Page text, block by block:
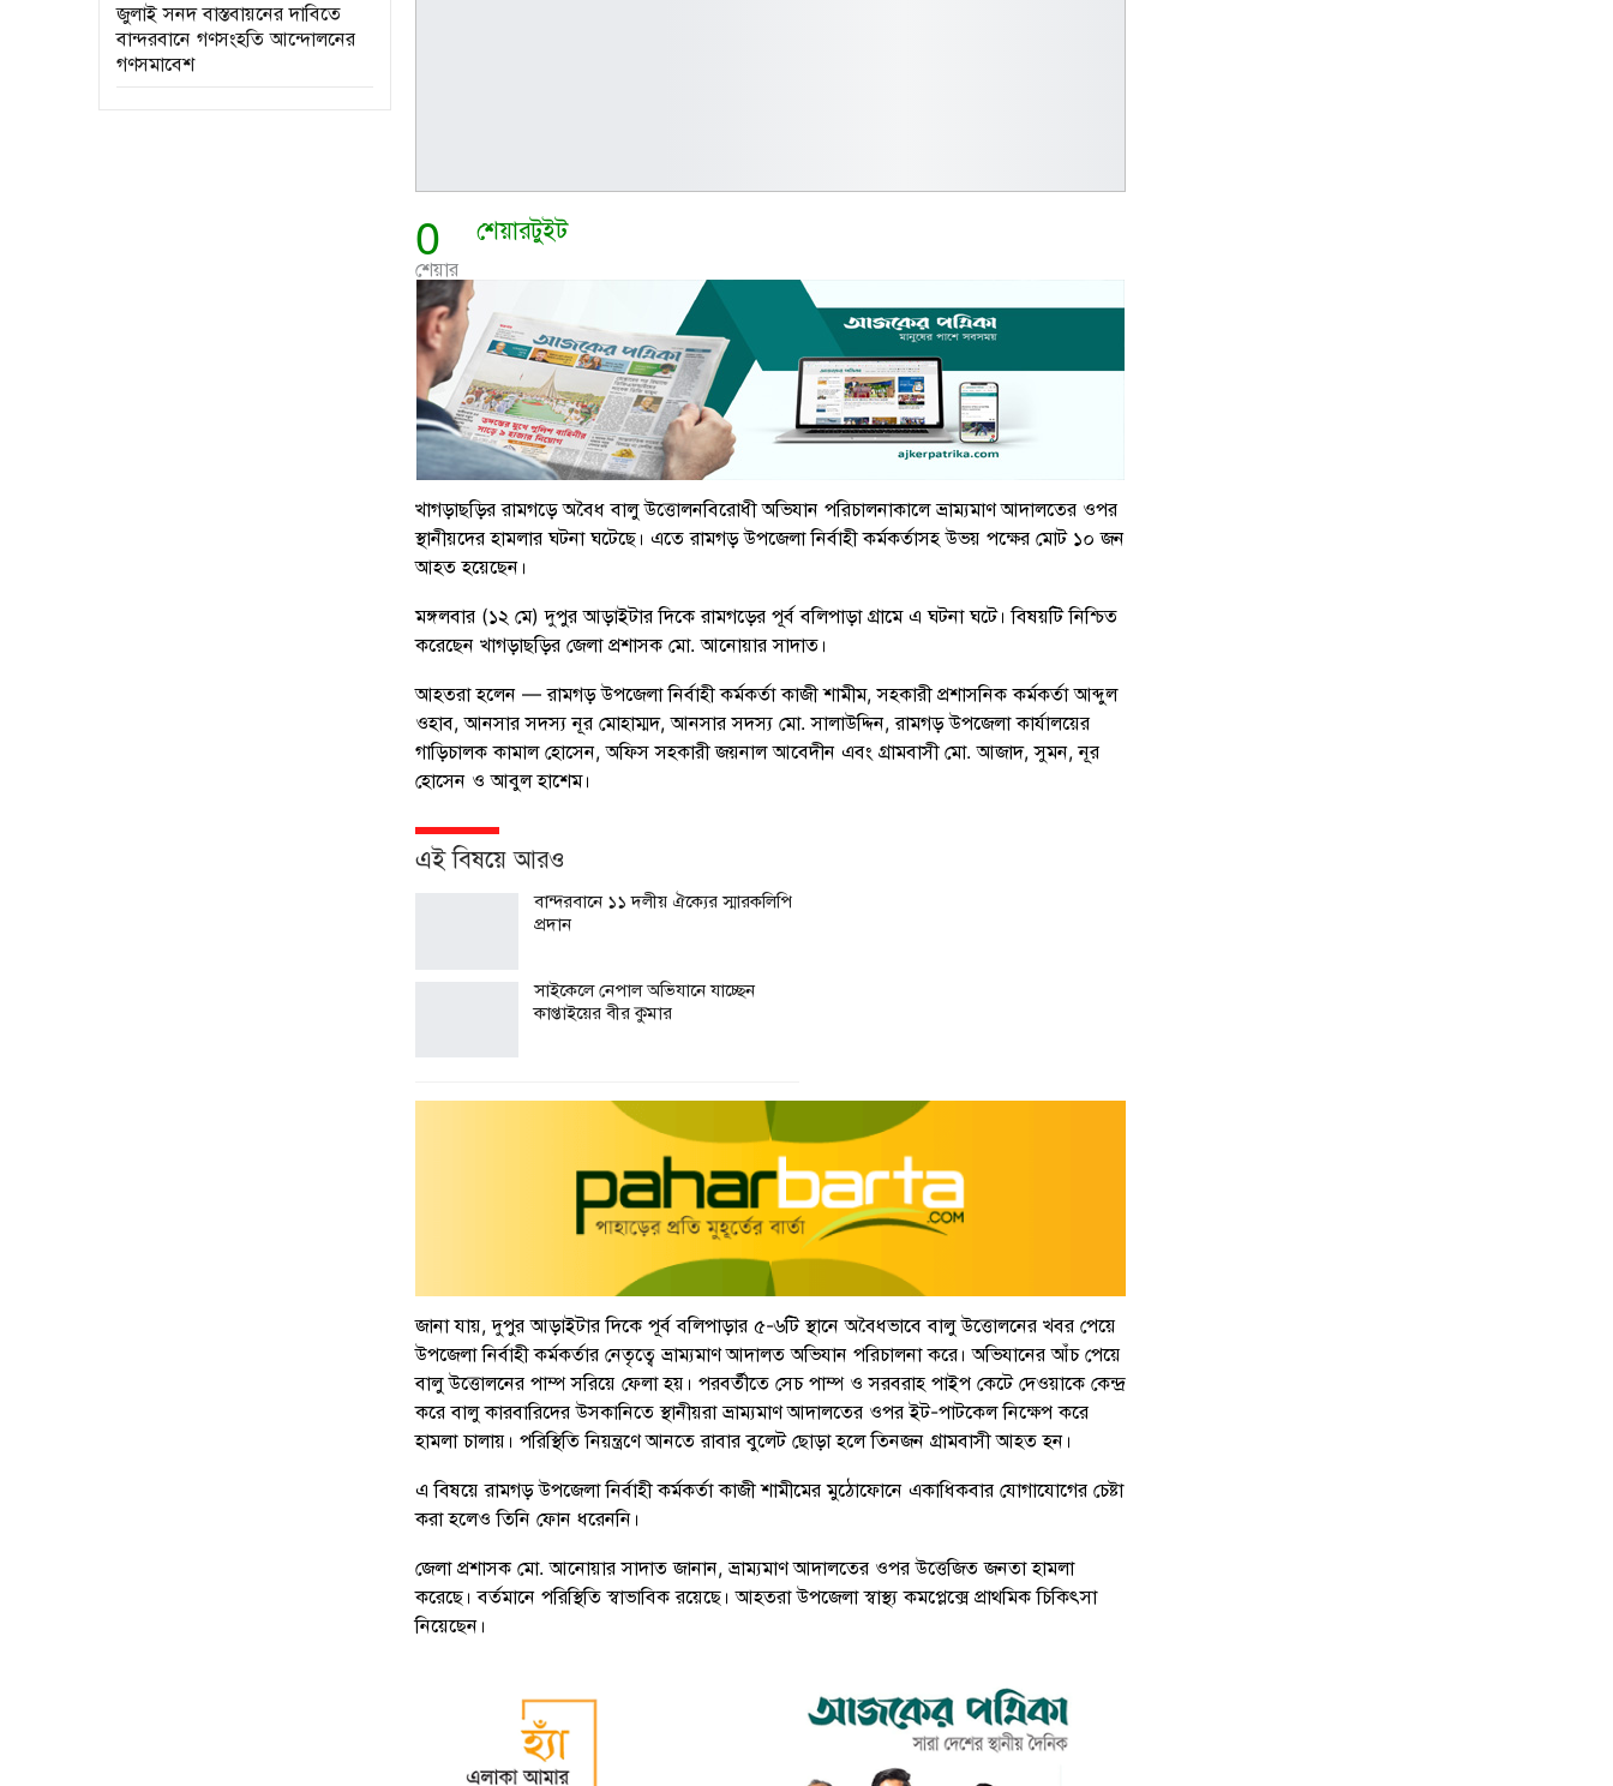
0
শেয়ার
শেয়ারটুইট
খাগড়াছড়ির রামগড়ে অবৈধ বালু উত্তোলনবিরোধী অভিযান পরিচালনাকালে ভ্রাম্যমাণ আদালতের ওপর
স্থানীয়দের হামলার ঘটনা ঘটেছে। এতে রামগড় উপজেলা নির্বাহী কর্মকর্তাসহ উভয় পক্ষের মোট ১০ জন
আহত হয়েছেন।
মঙ্গলবার (১২ মে) দুপুর আড়াইটার দিকে রামগড়ের পূর্ব বলিপাড়া গ্রামে এ ঘটনা ঘটে। বিষয়টি নিশ্চিত
করেছেন খাগড়াছড়ির জেলা প্রশাসক মো. আনোয়ার সাদাত।
আহতরা হলেন — রামগড় উপজেলা নির্বাহী কর্মকর্তা কাজী শামীম, সহকারী প্রশাসনিক কর্মকর্তা আব্দুল
ওহাব, আনসার সদস্য নূর মোহাম্মদ, আনসার সদস্য মো. সালাউদ্দিন, রামগড় উপজেলা কার্যালয়ের
গাড়িচালক কামাল হোসেন, অফিস সহকারী জয়নাল আবেদীন এবং গ্রামবাসী মো. আজাদ, সুমন, নূর
হোসেন ও আবুল হাশেম।
এই বিষয়ে আরও
বান্দরবানে ১১ দলীয় ঐক্যের স্মারকলিপি
প্রদান
সাইকেলে নেপাল অভিযানে যাচ্ছেন
কাপ্তাইয়ের বীর কুমার
জানা যায়, দুপুর আড়াইটার দিকে পূর্ব বলিপাড়ার ৫-৬টি স্থানে অবৈধভাবে বালু উত্তোলনের খবর পেয়ে
উপজেলা নির্বাহী কর্মকর্তার নেতৃত্বে ভ্রাম্যমাণ আদালত অভিযান পরিচালনা করে। অভিযানের আঁচ পেয়ে
বালু উত্তোলনের পাম্প সরিয়ে ফেলা হয়। পরবর্তীতে সেচ পাম্প ও সরবরাহ পাইপ কেটে দেওয়াকে কেন্দ্র
করে বালু কারবারিদের উসকানিতে স্থানীয়রা ভ্রাম্যমাণ আদালতের ওপর ইট-পাটকেল নিক্ষেপ করে
হামলা চালায়। পরিস্থিতি নিয়ন্ত্রণে আনতে রাবার বুলেট ছোড়া হলে তিনজন গ্রামবাসী আহত হন।
এ বিষয়ে রামগড় উপজেলা নির্বাহী কর্মকর্তা কাজী শামীমের মুঠোফোনে একাধিকবার যোগাযোগের চেষ্টা
করা হলেও তিনি ফোন ধরেননি।
জেলা প্রশাসক মো. আনোয়ার সাদাত জানান, ভ্রাম্যমাণ আদালতের ওপর উত্তেজিত জনতা হামলা
করেছে। বর্তমানে পরিস্থিতি স্বাভাবিক রয়েছে। আহতরা উপজেলা স্বাস্থ্য কমপ্লেক্সে প্রাথমিক চিকিৎসা
নিয়েছেন।
জুলাই সনদ বাস্তবায়নের দাবিতে
বান্দরবানে গণসংহতি আন্দোলনের
গণসমাবেশ